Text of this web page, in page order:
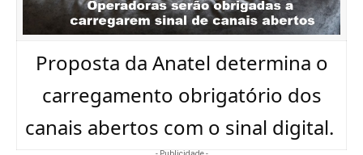
Proposta da Anatel determina o
carregamento obrigatório dos
canais abertos com o sinal digital.